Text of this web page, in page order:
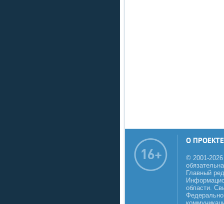
О ПРОЕКТЕ
© 2001-
Главный
области.